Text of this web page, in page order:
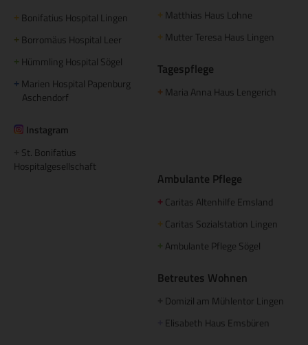
+ Bonifatius Hospital Lingen
+ Borromäus Hospital Leer
+ Hümmling Hospital Sögel
+ Marien Hospital Papenburg
Aschendorf
Instagram
St. Bonifatius
Hospitalgesellschaft
+ Matthias Haus Lohne
+ Mutter Teresa Haus Lingen
Tagespflege
+ Maria Anna Haus Lengerich
Ambulante Pflege
+ Caritas Altenhilfe Emsland
+ Caritas Sozialstation Lingen
+ Ambulante Pflege Sögel
Betreutes Wohnen
Domizil am Mühlentor Lingen
Elisabeth Haus Emsbüren